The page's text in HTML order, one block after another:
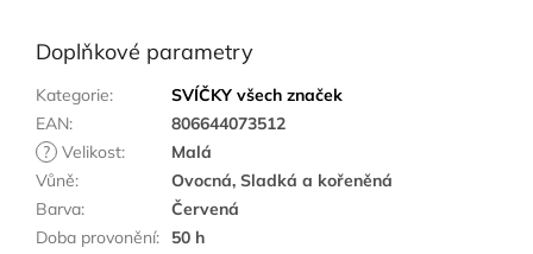
Doplňkové parametry
Kategorie:
SVÍČKY všech značek
EAN:
806644073512
? Velikost:
Malá
Vůně:
Ovocná, Sladká a kořeněná
Barva:
Červená
Doba provonění:
50 h